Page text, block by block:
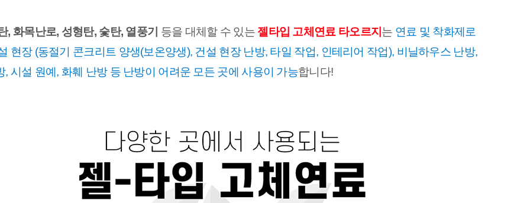
, 화목난로, 성형탄, 숯탄, 열풍기 등을 대체할 수 있는 젤타입 고체연료 타오르지 는 연료 및 착화제로
현장 (동절기 콘크리트 양생(보온양생), 건설 현장 난방, 타일 작업, 인테리어 작업), 비닐하우스 난방,
, 시설 원예, 화훼 난방 등 난방이 어려운 모든 곳에 사용이 가능합니다!